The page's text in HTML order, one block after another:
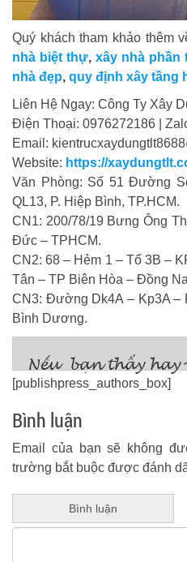
Quý khách tham khảo thêm
nhà biệt thự, xây nhà phần
nhà đẹp, quy định xây tầng
Liên Hệ Ngay: Công Ty Xây
Điện Thoại: 0976272186 |
Email:
Website: https://
Văn Phòng: Số 51 Đường
QL13, P. Hiệp Bình, TP.HCM.
CN1: 200/78/19 Bưng Ông
Đức – TPHCM.
CN2: 68 – Hẻm 1 – Tổ 3B –
Tân – TP Biên Hòa – Đồng
CN3: Đường Dk4A – Kp3A –
Bình Dương.
[publishpress_authors_box]
Bình luận
Email của bạn sẽ không
trường bắt buộc được đánh
Bình luận